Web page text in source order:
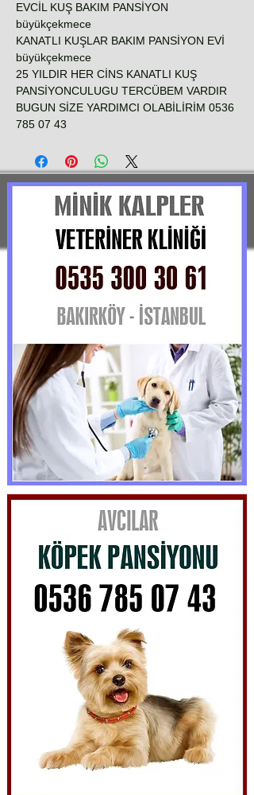
EVCİL KUŞ BAKIM PANSİYON
büyükçekmece
KANATLI KUŞLAR BAKIM PANSİYON EVİ
büyükçekmece
25 YILDIR HER CİNS KANATLI KUŞ
PANSİYONCULUGU TERCÜBEM VARDIR
BUGUN SİZE YARDIMCI OLABİLİRİM 0536
785 07 43